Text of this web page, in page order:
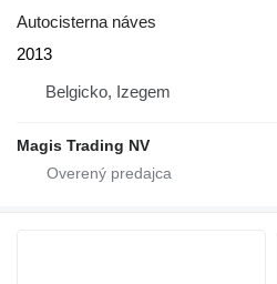
Autocisterna náves
2013
Belgicko, Izegem
Magis Trading NV